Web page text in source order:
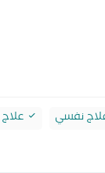
نفسي
علاج